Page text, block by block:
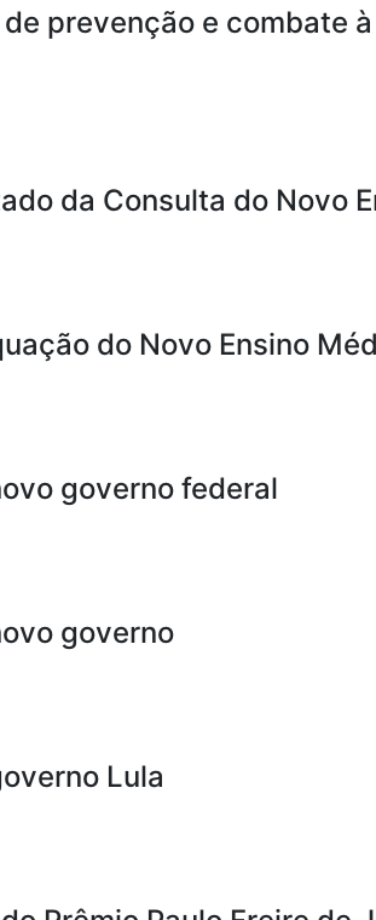
prevenção e combate
da Consulta do Novo
do Novo Ensino
governo federal
governo
Lula